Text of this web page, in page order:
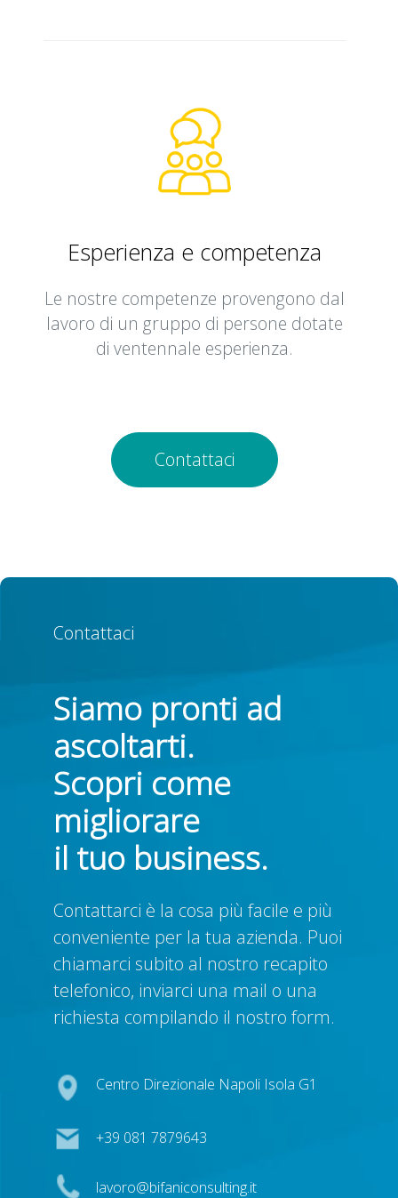
Esperienza e competenza
Le nostre competenze provengono dal
lavoro di un gruppo di persone dotate
di ventennale esperienza.
Contattaci
Contattaci
Siamo pronti ad
ascoltarti.
Scopri come
migliorare
il tuo business.
Contattarci è la cosa più facile e più
conveniente per la tua azienda. Puoi
chiamarci subito al nostro recapito
telefonico, inviarci una mail o una
richiesta compilando il nostro form.
Centro Direzionale Napoli Isola G1
+39 081 7879643
lavoro@bifaniconsulting.it